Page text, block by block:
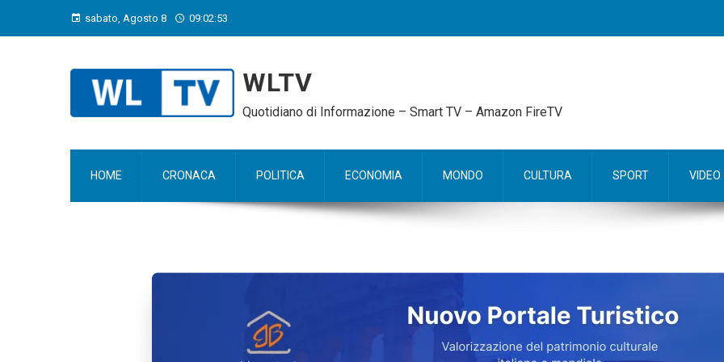
sabato, Agosto 8 09:02:54
WLTV
Quotidiano di Informazione – Smart TV – Amazon FireTV
HOME CRONACA POLITICA ECONOMIA MONDO CULTURA SPORT VIDEO